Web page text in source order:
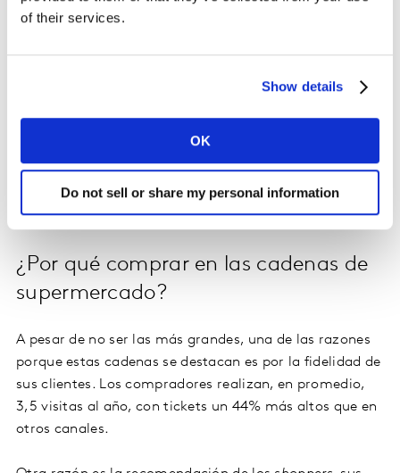
of their services.
Show details
OK
Do not sell or share my personal information
Mercacentro(Centro del país) cuenta con
88 puntos de penetración, siendo una cadena muy
destacada al llegar a nueve de cada 10 hogares
¿Por qué comprar en las cadenas de
supermercado?
A pesar de no ser las más grandes, una de las razones
porque estas cadenas se destacan es por la fidelidad de
sus clientes. Los compradores realizan, en promedio,
3,5 visitas al año, con tickets un 44% más altos que en
otros canales.